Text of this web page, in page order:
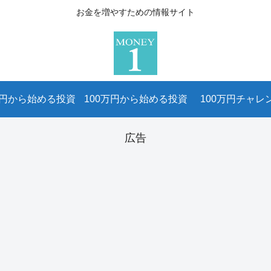
お金を増やすための情報サイト
から始める投資 100万円から始める投資 100万円チャレ
広告